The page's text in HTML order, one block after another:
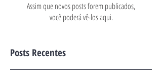
Assim que novos posts forem publicados,
você poderá vê-los aqui.
Posts Recentes